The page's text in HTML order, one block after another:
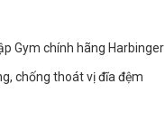
Gym chính hãng Harbinger
chống thoát vị đĩa đệm